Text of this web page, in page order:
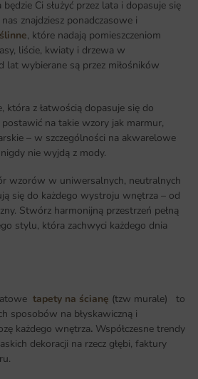
Ci służyć przez lata i dopasuje się
znajdziesz ponadczasowe i
, które nadają pomieszczeniom
liście, kwiaty i drzewa w
lat wybierane są przez miłośników
która z łatwością dopasuje się do
na takie wzory jak marmur,
– w szczególności na akwarelowe
nie wyjdą z mody.
wzorów w uniwersalnych, neutralnych
się do każdego wystroju wnętrza – od
Stwórz harmonijną przestrzeń pełną
stylu, która zachwyci każdego dnia
tapety na ścianę (tzw murale) to
sposobów na błyskawiczną i
każdego wnętrza. Współczesne trendy
dekoracji na rzecz głębi, faktury